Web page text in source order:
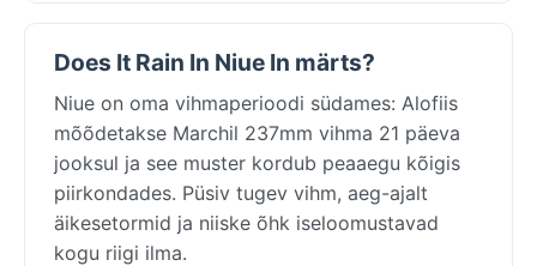
Does It Rain In Niue In märts?
Niue on oma vihmaperioodi südames: Alofiis
mõõdetakse Marchil 237mm vihma 21 päeva
jooksul ja see muster kordub peaaegu kõigis
piirkondades. Püsiv tugev vihm, aeg-ajalt
äikesetormid ja niiske õhk iseloomustavad
kogu riigi ilma.